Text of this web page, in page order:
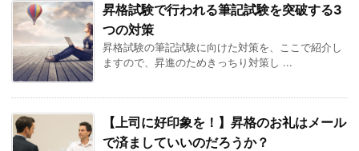
昇格試験で行われる筆記試験を突破する3
つの対策
昇格試験の筆記試験に向けた対策を、ここで紹介し
ますので、昇進のためきっちり対策し ...
【上司に好印象を！】昇格のお礼はメール
で済ましていいのだろうか？